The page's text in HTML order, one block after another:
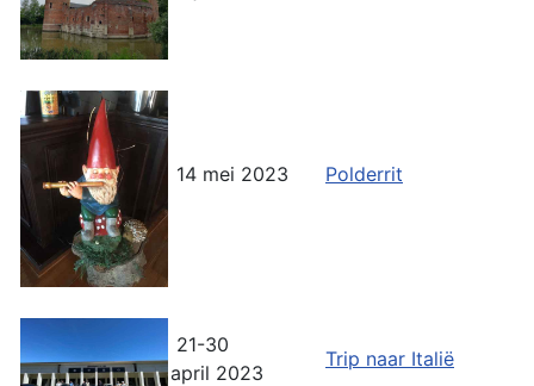
14 mei 2023 Polderrit
21-30
april 2023
Trip naar Italië